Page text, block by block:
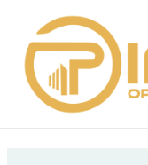
content
navigation